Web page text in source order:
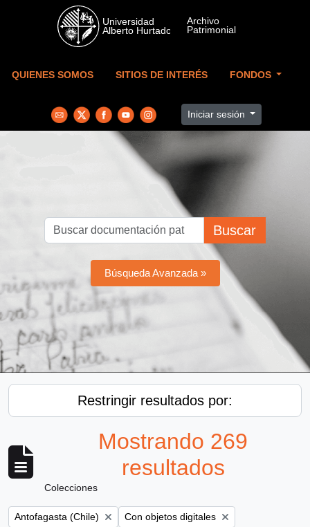
Skip to main content
QUIENES SOMOS SITIOS DE INTERÉS FONDOS
Iniciar sesión
Buscar
Búsqueda Avanzada »
Restringir resultados por:
Mostrando 269
resultados
Colecciones
Remove filter:
Antofagasta (Chile) Remove filter:
Con objetos digitales